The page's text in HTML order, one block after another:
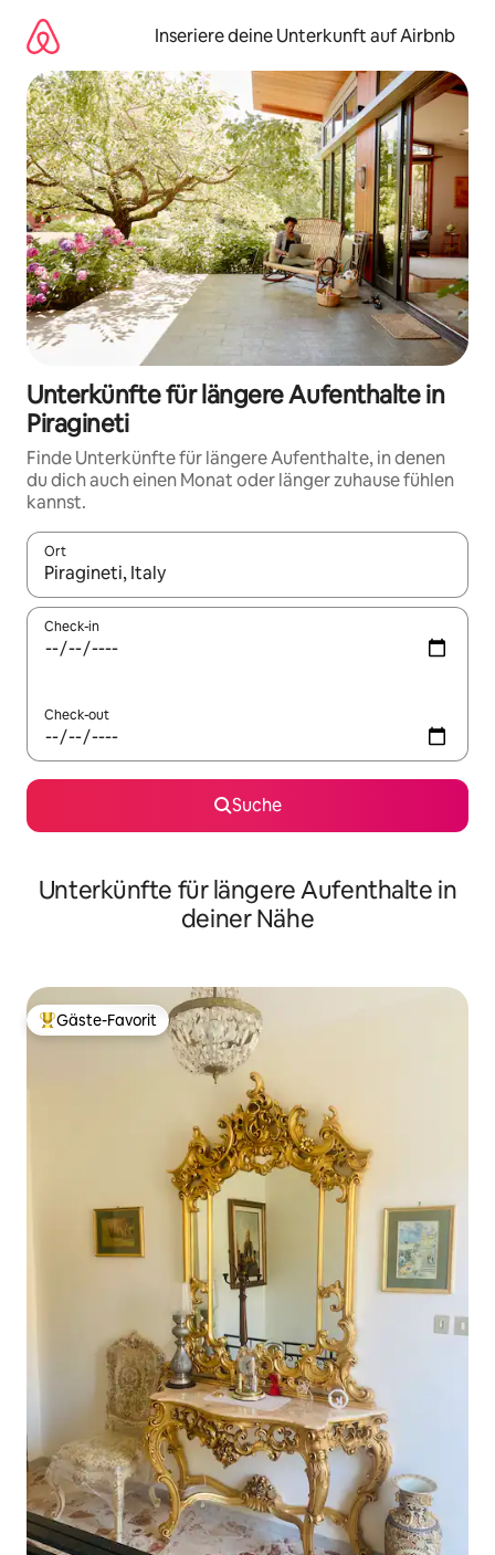
Inhalten
springen
Inseriere deine Unterkunft auf Airbnb
Unterkünfte für längere Aufenthalte in
Piragineti
Finde Unterkünfte für längere Aufenthalte, in denen
du dich auch einen Monat oder länger zuhause fühlen
kannst.
Ort
Wenn Ergebnisse verfügbar sind, navigiere mit den
Check-in
Check-out
Suche
Unterkünfte für längere Aufenthalte in
deiner Nähe
Beliebter Gäste-Favorit.
Gäste-Favorit